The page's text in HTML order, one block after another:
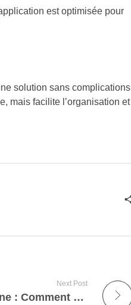
est optimisée pour
solution sans complications
mais facilite l’organisation et
Next Post
Meilleur site de casino en ligne : Comment choisir la plateforme idéale en France